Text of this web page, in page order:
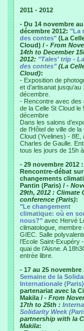
2011 - 2012
- Du 14 novembre au
décembre 2012: "La
des contes" (La
Cloud) / - From
14th to December
2012: "Tales' trip -
des contes"(La
Cloud):
- Exposition de
et d’artisanat jusqu’au
décembre.
- Rencontre avec des
de la Celle St Cloud le
décembre
Dans les salons
de l’Hôtel de ville de la
Cloud (Yvelines) - 8E,
Charles de Gaulle.
tous les jours de 15h à
- 29 novembre 2012 :
Rencontre-débat
changements
Pantin (Paris) / -
29th, 2012 : Climate
conference (Paris):
"Le changement
climatique: où en
nous?" avec Hervé
climatologue, membre
GIEC. Salle
l’Ecole Saint-Exupéry -
quai de l’Aisne. A
entrée libre.
- 17 au 25 novembre
Semaine de la
Internationale (Paris)
partenariat avec la
Makila / - From
17th to 25th :
Solidarity Week
partnership with la
Makila: